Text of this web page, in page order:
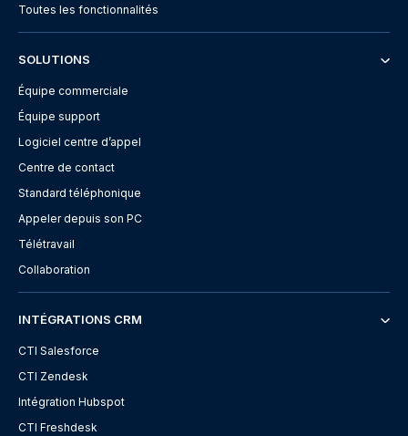
Toutes les fonctionnalités
SOLUTIONS
Équipe commerciale
Équipe support
Logiciel centre d’appel
Centre de contact
Standard téléphonique
Appeler depuis son PC
Télétravail
Collaboration
INTÉGRATIONS CRM
CTI Salesforce
CTI Zendesk
Intégration Hubspot
CTI Freshdesk